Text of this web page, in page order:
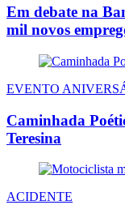
Em debate na
mil novos
EVENTO
Caminhada
Teresina
ACIDENTE